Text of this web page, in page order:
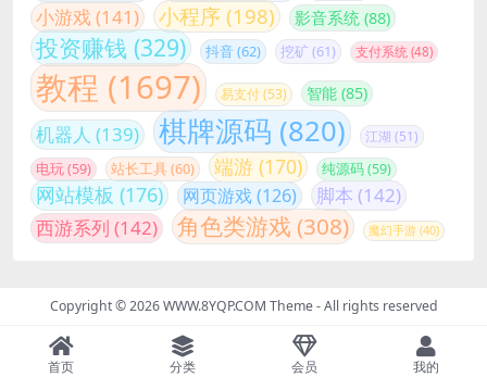
小游戏 (141) 小程序 (198) 影音系统 (88)
投资赚钱 (329) 抖音(62) 挖矿(61) 支付系统 (48)
教程 (1697) 易支付(53) 智能 (85)
机器人 (139) 棋牌源码 (820) 江湖 (51)
电玩(59) 站长工具(60) 端游 (170) 纯源码(59)
网站模板 (176) 网页游戏(126) 脚本 (142)
西游系列 (142) 角色类游戏 (308) 魔幻手游 (40)
Copyright © 2026WWW.8YQP.COM Theme- All rights reserved
首页 分类 会员 我的